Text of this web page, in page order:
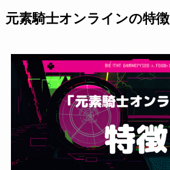
元素騎士オンラインの特徴